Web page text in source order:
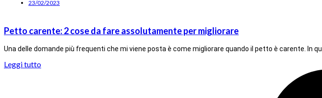
23/02/2023
Petto carente: 2 cose da fare assolutamente per migliorare
Una delle domande più frequenti che mi viene posta è come migliorare quando il petto è carente. In
Leggi tutto